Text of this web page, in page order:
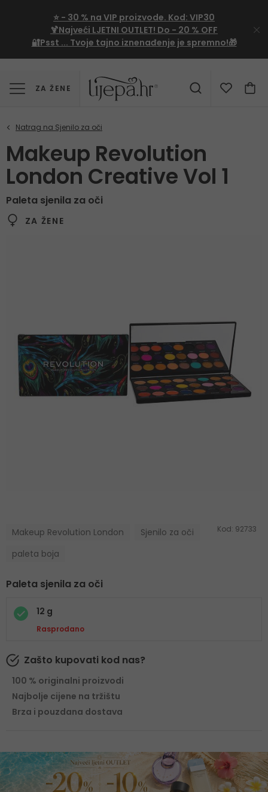
⭐ - 30 % na VIP proizvode. Kod: VIP30
🍹Najveći LJETNI OUTLET! Do - 20 % OFF
🔐Psst ... Tvoje tajno iznenađenje je spremno!🎁
ZA ŽENE
Makeup Revolution
London Creative Vol 1
Paleta sjenila za oči
ZA ŽENE
Makeup Revolution London
Sjenilo za oči
paleta boja
Kod: 92733
Paleta sjenila za oči
12 g
Rasprodano
Zašto kupovati kod nas?
100 % originalni proizvodi
Najbolje cijene na tržištu
Brza i pouzdana dostava